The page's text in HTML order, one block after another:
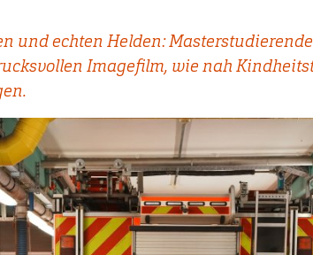
und echten Helden:
Imagefilm, wie nah